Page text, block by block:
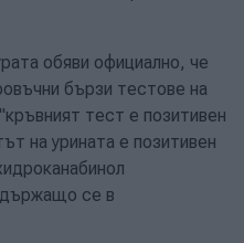
обяви официално, че
бързи тестове на
тест е позитивен
на урината е позитивен
се в